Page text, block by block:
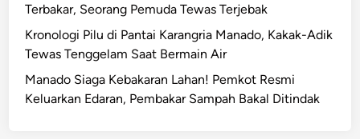
Terbakar, Seorang Pemuda Tewas Terjebak
Kronologi Pilu di Pantai Karangria Manado, Kakak-Adik
Tewas Tenggelam Saat Bermain Air
Manado Siaga Kebakaran Lahan! Pemkot Resmi
Keluarkan Edaran, Pembakar Sampah Bakal Ditindak